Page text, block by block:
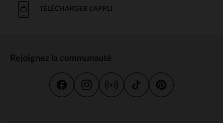
TÉLÉCHARGER L'APPLI
Rejoignez la communauté